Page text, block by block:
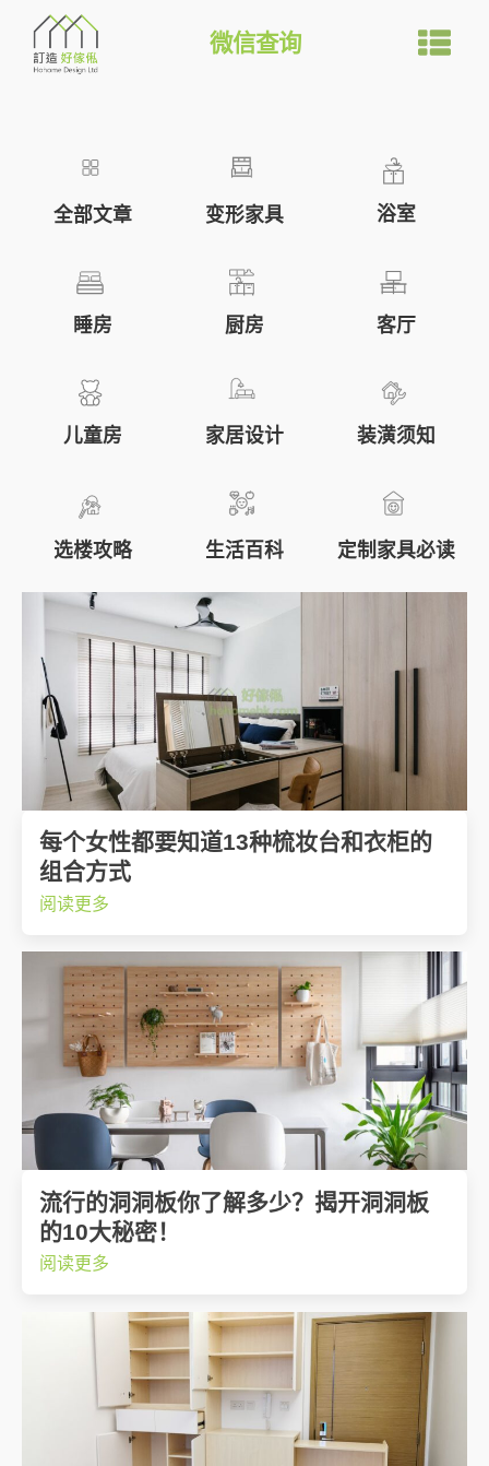
微信查询
章
全部文章 变形家具 浴室
睡房 厨房 客厅
儿童房 家居设计 装潢须知
选楼攻略 生活百科 定制家具必读
每个女性都要知道13种梳妆台和衣柜的
组合方式
阅读更多
流行的洞洞板你了解多少？揭开洞洞板
的10大秘密！
阅读更多